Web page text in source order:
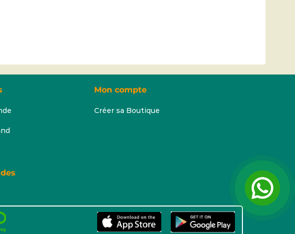
Mon compte
Créer sa Boutique